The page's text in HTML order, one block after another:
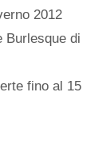
2012
Burlesque di
fino al 15